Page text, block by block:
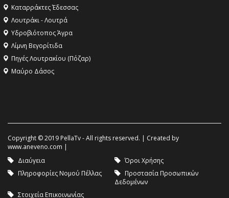
Καταρράκτες Έδεσσας
Λουτράκι - Λουτρά
Υδροβιότοπος Άγρα
Λίμνη Βεγορίτιδα
Πηγές Λουτρακίου (Πόζαρ)
Μαύρο Δάσος
Copyright © 2019 PellaTv - All rights reserved. | Created by
www.aneveno.com |
Διαύγεια
Όροι Χρήσης
Πληροφορίες Νομού Πέλλας
Προστασία Προσωπικών
Δεδομένων
Στοιχεία Επικοινωνίας